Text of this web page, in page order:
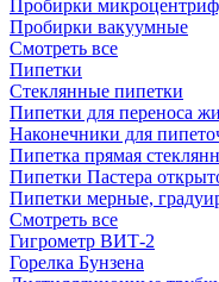
Пробирки
Пробирки вакуумные
Смотреть все
Пипетки
Стеклянные пипетки
Пипетки для переноса
Наконечники для
Пипетка прямая
Пипетки Пастера
Пипетки мерные,
Смотреть все
Гигрометр ВИТ-2
Горелка Бунзена